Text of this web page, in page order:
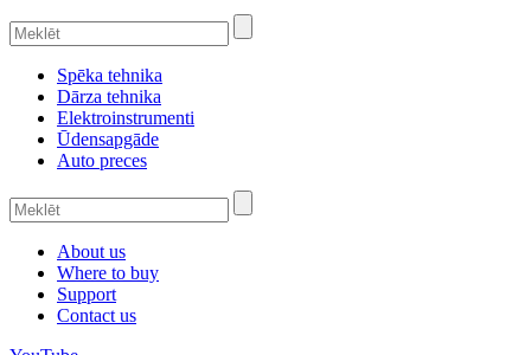
Spēka tehnika
Dārza tehnika
Elektroinstrumenti
Ūdensapgāde
Auto preces
About us
Where to buy
Support
Contact us